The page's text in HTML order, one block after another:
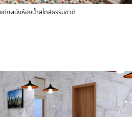
ต่งผนังห้องน้ำสไตล์ธรรมชาติ